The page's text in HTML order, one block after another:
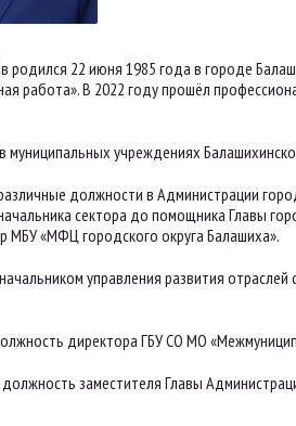
родился 22 июня 1985 года в городе
работа». В 2022 году прошёл
муниципальных учреждениях
должности в Администрации
сектора до помощника Главы
МБУ «МФЦ городского округа Балашиха».
управления развития
директора ГБУ СО МО
заместителя Главы